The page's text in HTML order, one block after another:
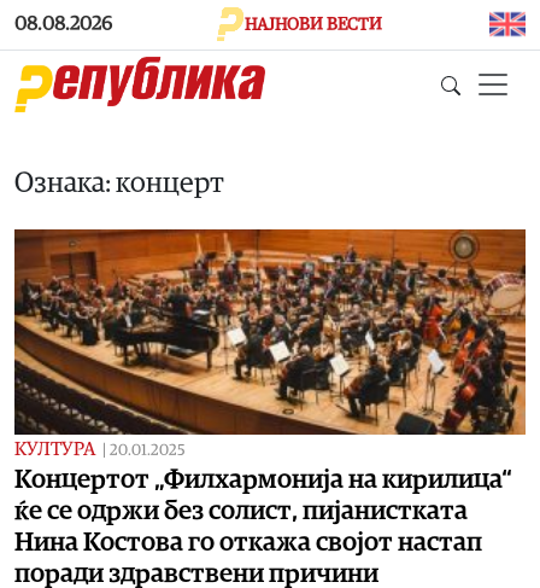
Skip to main content
08.08.2026 НАЈНОВИ ВЕСТИ
Ознака: концерт
КУЛТУРА 20.01.2025
Концертот „Филхармонија на кирилица“
ќе се одржи без солист, пијанистката
Нина Костова го откажа својот настап
поради здравствени причини